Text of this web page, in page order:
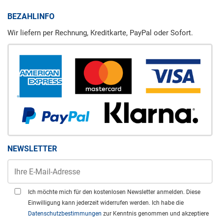
BEZAHLINFO
Wir liefern per Rechnung, Kreditkarte, PayPal oder Sofort.
NEWSLETTER
Ich möchte mich für den kostenlosen Newsletter anmelden. Diese
Einwilligung kann jederzeit widerrufen werden. Ich habe die
Datenschutzbestimmungen zur Kenntnis genommen und akzeptiere